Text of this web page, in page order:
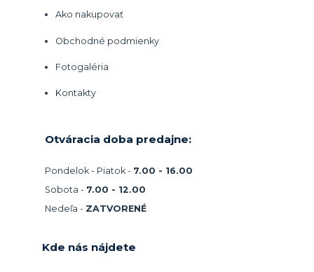
Ako nakupovať
Obchodné podmienky
Fotogaléria
Kontakty
Otváracia doba predajne:
Pondelok - Piatok - 7.00 - 16.00
Sobota - 7.00 - 12.00
Nedeľa - ZATVORENÉ
Kde nás nájdete